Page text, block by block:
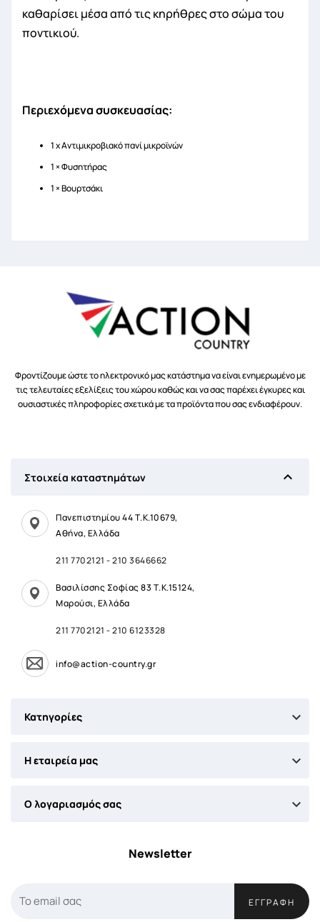
καθαρίσει μέσα από τις κηρήθρες στο σώμα του
ποντικιού.
Περιεχόμενα συσκευασίας:
1 x Αντιμικροβιακό πανί μικροϊνών
1 × Φυσητήρας
1 × Βουρτσάκι
Φροντίζουμε ώστε το ηλεκτρονικό μας κατάστημα να είναι ενημερωμένο με
τις τελευταίες εξελίξεις του χώρου καθώς και να σας παρέχει έγκυρες και
ουσιαστικές πληροφορίες σχετικά με τα προϊόντα που σας ενδιαφέρουν.
Στοιχεία καταστημάτων 
Πανεπιστημίου 44 Τ.Κ.10679,
Αθήνα, Ελλάδα
211 7702121 -210 3646662
Βασιλίσσης Σοφίας 83 Τ.Κ.15124,
Μαρούσι, Ελλάδα
211 7702121 -210 6123328
info@action-country.gr
Κατηγορίες 
Η εταιρεία μας 
Ο λογαριασμός σας 
Newsletter
ΕΓΓΡΑΦΉ